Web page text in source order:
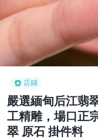
店鋪
嚴選緬甸后江翡
工精雕，場口正
翠 原石 掛件料